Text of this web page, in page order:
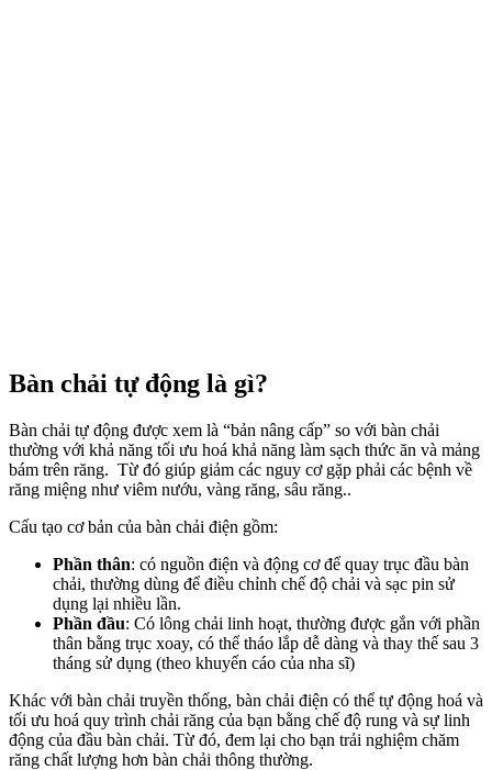
Bàn chải tự động là gì?
Bàn chải tự động được xem là “bản nâng cấp” so với bàn chải
thường với khả năng tối ưu hoá khả năng làm sạch thức ăn và mảng
bám trên răng. Từ đó giúp giảm các nguy cơ gặp phải các bệnh về
răng miệng như viêm nướu, vàng răng, sâu răng..
Cấu tạo cơ bản của bàn chải điện gồm:
Phần thân: có nguồn điện và động cơ để quay trục đầu bàn
chải, thường dùng để điều chỉnh chế độ chải và sạc pin sử
dụng lại nhiều lần.
Phần đầu: Có lông chải linh hoạt, thường được gắn với phần
thân bằng trục xoay, có thể tháo lắp dễ dàng và thay thế sau 3
tháng sử dụng (theo khuyến cáo của nha sĩ)
Khác với bàn chải truyền thống, bàn chải điện có thể tự động hoá và
tối ưu hoá quy trình chải răng của bạn bằng chế độ rung và sự linh
động của đầu bàn chải. Từ đó, đem lại cho bạn trải nghiệm chăm
răng chất lượng hơn bàn chải thông thường.